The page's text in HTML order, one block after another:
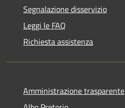
Segnalazione disservizio
Leggi le FAQ
Richiesta assistenza
Amministrazione trasparente